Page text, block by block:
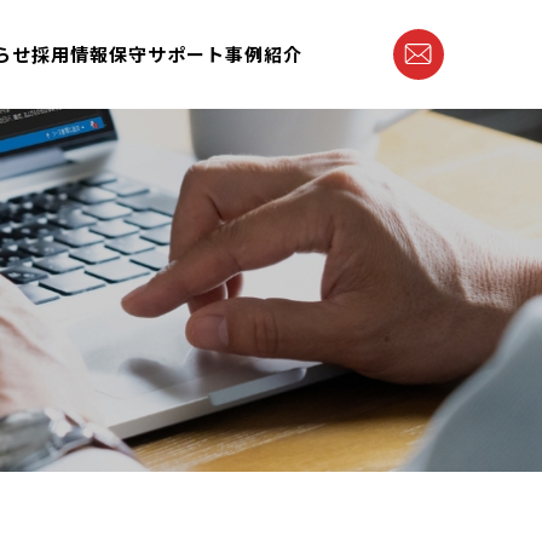
せ採用情報保守サポート事例紹介